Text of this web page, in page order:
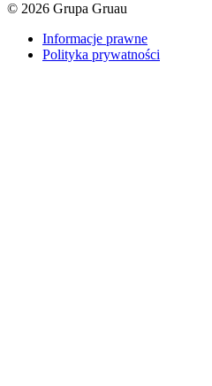
© 2026 Grupa Gruau
Informacje prawne
Polityka prywatności